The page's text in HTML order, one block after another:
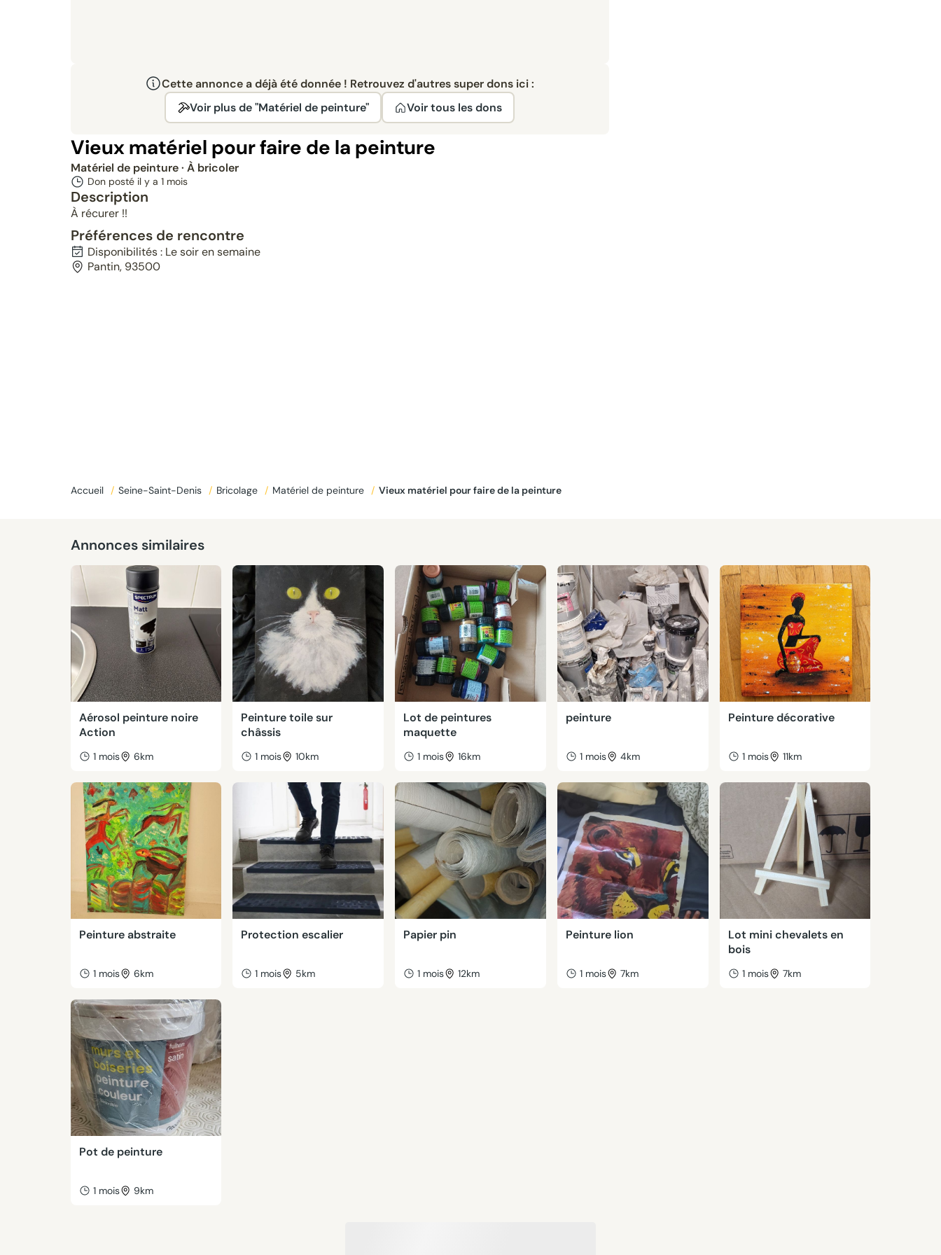
Cette annonce a déjà été donnée ! Retrouvez d'autres super dons ici :
Voir plus de "Matériel de peinture"
Voir tous les dons
Vieux matériel pour faire de la peinture
Matériel de peinture· À bricoler
Don posté il y a 1 mois
Description
À récurer !!
Préférences de rencontre
Disponibilités : Le soir en semaine
Pantin, 93500
Accueil / Seine-Saint-Denis / Bricolage / Matériel de peinture / Vieux matériel pour faire de la peinture
Annonces similaires
Aérosol peinture noire
Action
1 mois 6km
Peinture toile sur
châssis
1 mois 10km
Lot de peintures
maquette
1 mois 16km
peinture
1 mois 4km
Peinture décorative
1 mois 11km
Peinture abstraite
1 mois 6km
Protection escalier
1 mois 5km
Papier pin
1 mois 12km
Peinture lion
1 mois 7km
Lot mini chevalets en
bois
1 mois 7km
Pot de peinture
1 mois 9km